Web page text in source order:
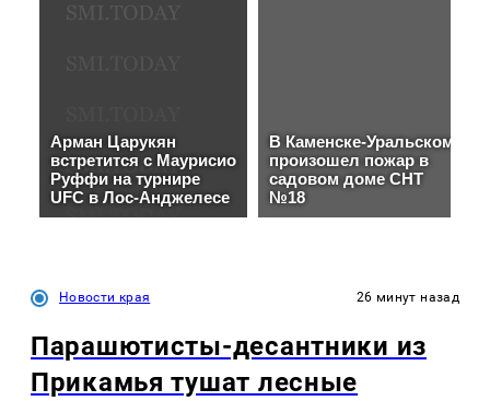
Новости края 26 минут назад
Парашютисты-десантники из
Прикамья тушат лесные